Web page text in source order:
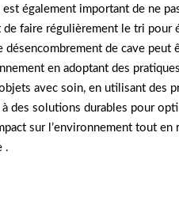
également important de ne
faire régulièrement le tri pour
désencombrement de cave peut
en adoptant des
avec soin, en utilisant des
des solutions durables pour
sur l’environnement tout
.